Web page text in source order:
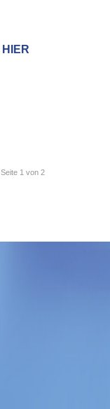
HIER
Seite 1 von 2